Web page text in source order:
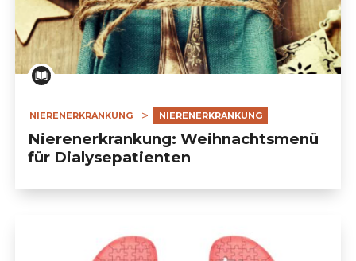
NIERENERKRANKUNG NIERENERKRANKUNG
Nierenerkrankung: Weihnachtsmenü
für Dialysepatienten